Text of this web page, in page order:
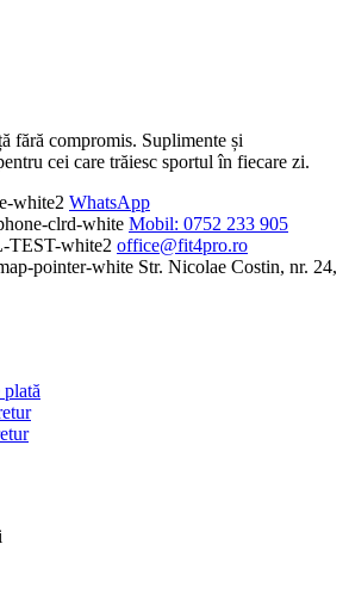
fără compromis. Suplimente și
cei care trăiesc sportul în fiecare zi.
WhatsApp
Mobil: 0752 233 905
office@fit4pro.ro
Str. Nicolae Costin, nr. 24,